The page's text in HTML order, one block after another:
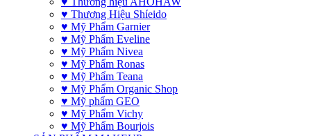
♥ Thương Hiệu Shíeido
♥ Mỹ Phẩm Garnier
♥ Mỹ Phẩm Eveline
♥ Mỹ Phẩm Nivea
♥ Mỹ Phẩm Ronas
♥ Mỹ Phẩm Teana
♥ Mỹ Phẩm Organic Shop
♥ Mỹ phẩm GEO
♥ Mỹ Phẩm Vichy
♥ Mỹ Phẩm Bourjois